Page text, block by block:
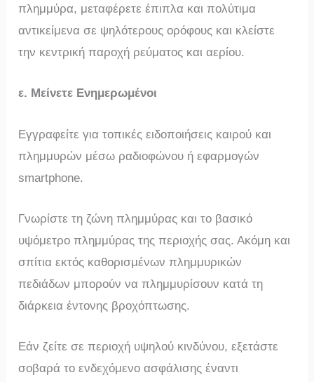
πλημμύρα, μεταφέρετε έπιπλα και πολύτιμα
αντικείμενα σε ψηλότερους ορόφους και κλείστε
την κεντρική παροχή ρεύματος και αερίου.
ε. Μείνετε Ενημερωμένοι
Εγγραφείτε για τοπικές ειδοποιήσεις καιρού και
πλημμυρών μέσω ραδιοφώνου ή εφαρμογών
smartphone.
Γνωρίστε τη ζώνη πλημμύρας και το βασικό
υψόμετρο πλημμύρας της περιοχής σας. Ακόμη και
σπίτια εκτός καθορισμένων πλημμυρικών
πεδιάδων μπορούν να πλημμυρίσουν κατά τη
διάρκεια έντονης βροχόπτωσης.
Εάν ζείτε σε περιοχή υψηλού κινδύνου, εξετάστε
σοβαρά το ενδεχόμενο ασφάλισης έναντι